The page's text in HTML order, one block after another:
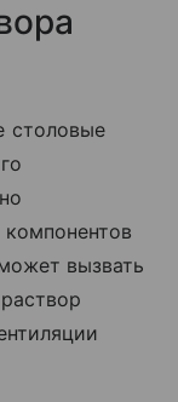
столовые
вызвать